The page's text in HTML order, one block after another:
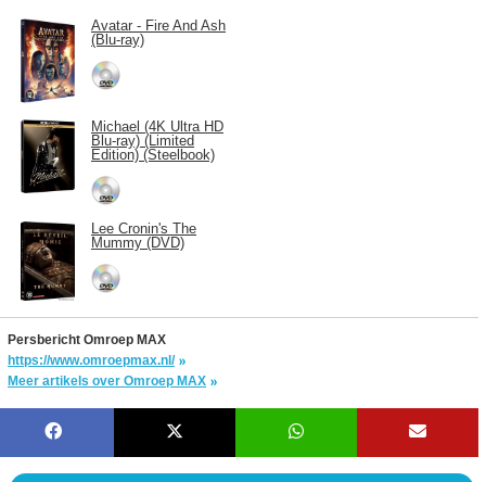
Avatar - Fire And Ash
(Blu-ray)
Michael (4K Ultra HD
Blu-ray) (Limited
Edition) (Steelbook)
Lee Cronin's The
Mummy (DVD)
Persbericht Omroep MAX
https://www.omroepmax.nl/
Meer artikels over Omroep MAX